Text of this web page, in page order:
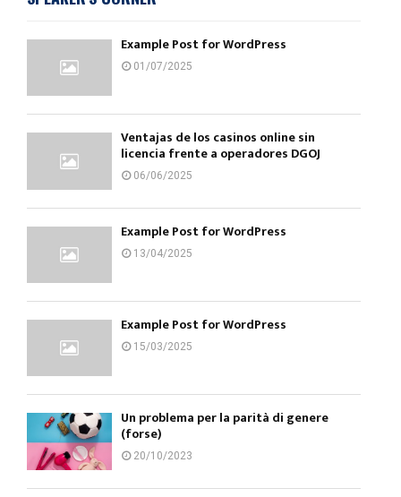
Example Post for WordPress
01/07/2025
Ventajas de los casinos online sin
licencia frente a operadores DGOJ
06/06/2025
Example Post for WordPress
13/04/2025
Example Post for WordPress
15/03/2025
Un problema per la parità di genere
(forse)
20/10/2023